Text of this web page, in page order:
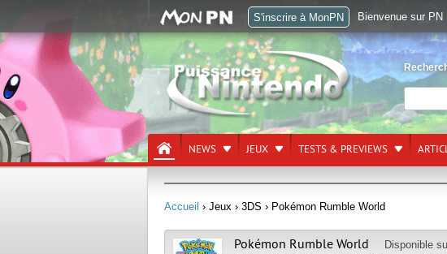
NEWS JEUX TESTS & PREVIEWS
Accueil › Jeux › 3DS › Pokémon Rumble World
Pokémon Rumble World Disponible
S'inscrire à MonPN Bienvenue sur PN